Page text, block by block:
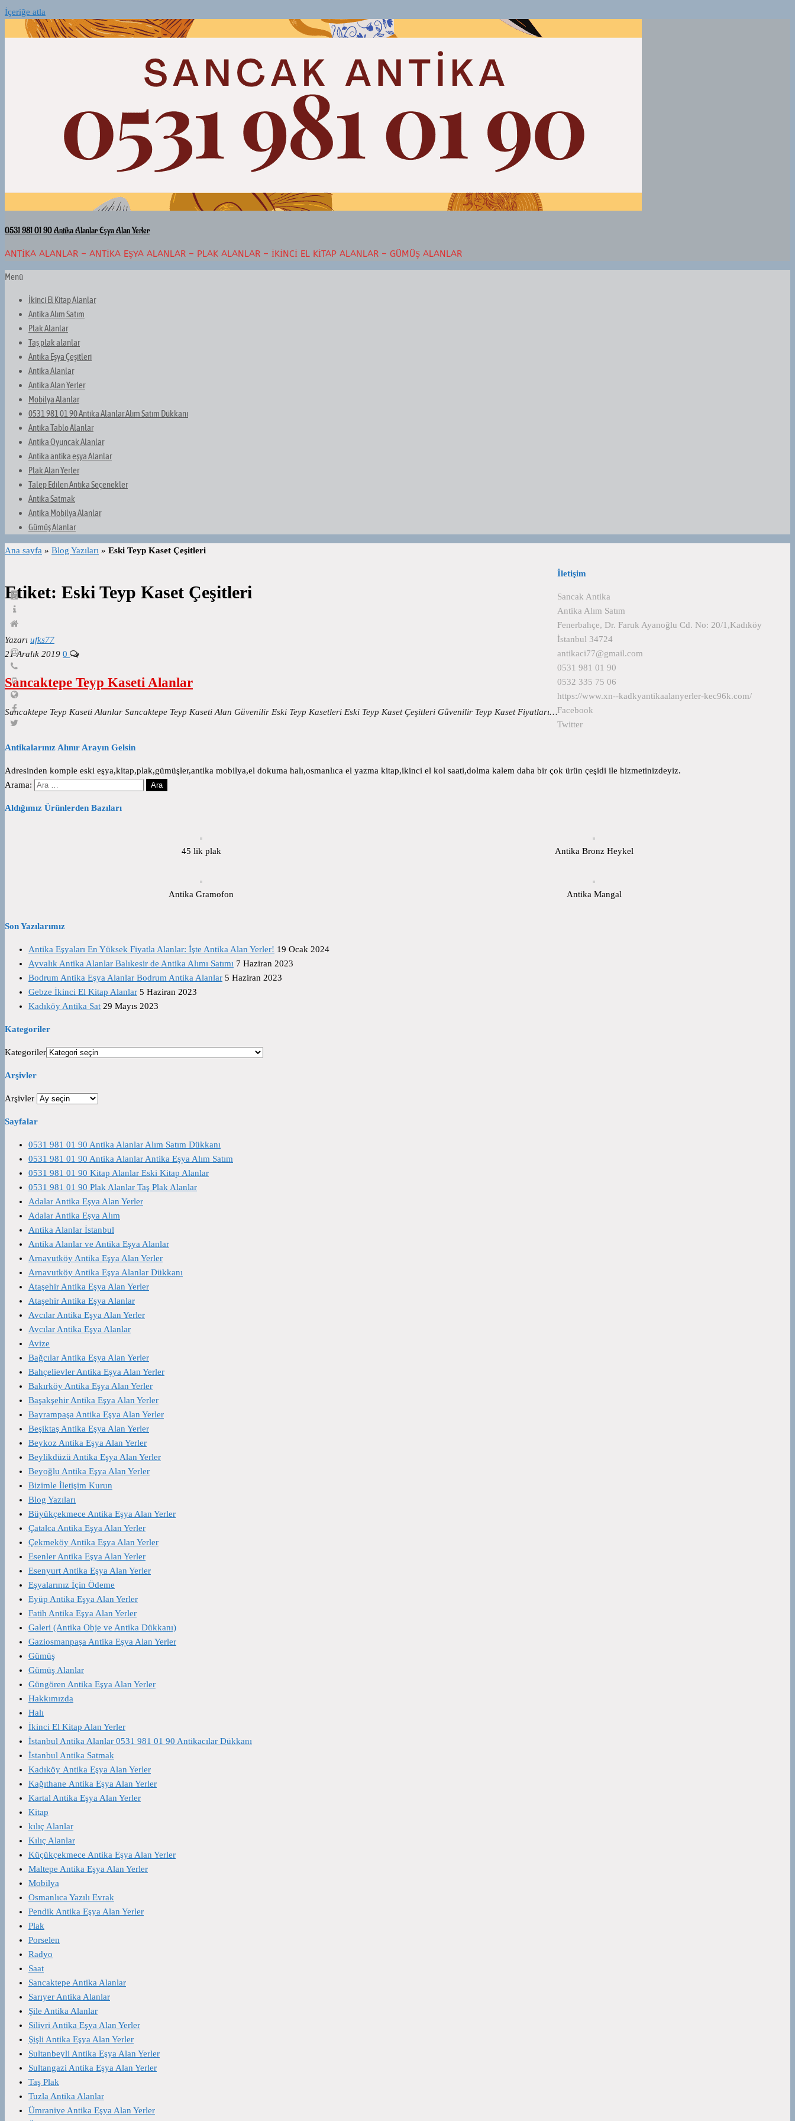
İçeriğe atla
0531 981 01 90 Antika Alanlar Eşya Alan Yerler
ANTIKA ALANLAR – ANTIKA EŞYA ALANLAR – PLAK ALANLAR – İKINCI EL KITAP ALANLAR – GÜMÜŞ ALANLAR
Menü
İkinci El Kitap Alanlar
Antika Alım Satım
Plak Alanlar
Taş plak alanlar
Antika Eşya Çeşitleri
Antika Alanlar
Antika Alan Yerler
Mobilya Alanlar
0531 981 01 90 Antika Alanlar Alım Satım Dükkanı
Antika Tablo Alanlar
Antika Oyuncak Alanlar
Antika antika eşya Alanlar
Plak Alan Yerler
Talep Edilen Antika Seçenekler
Antika Satmak
Antika Mobilya Alanlar
Gümüş Alanlar
Ana sayfa » Blog Yazıları » Eski Teyp Kaset Çeşitleri
Etiket: Eski Teyp Kaset Çeşitleri
Yazarı ufks77
21 Aralık 2019 0
Sancaktepe Teyp Kaseti Alanlar
Sancaktepe Teyp Kaseti Alanlar Sancaktepe Teyp Kaseti Alan Güvenilir Eski Teyp Kasetleri Eski Teyp Kaset Çeşitleri Güvenilir Teyp Kaset Fiyatları…
İletişim
Sancak Antika
Antika Alım Satım
Fenerbahçe, Dr. Faruk Ayanoğlu Cd. No: 20/1,Kadıköy
İstanbul 34724
antikaci77@gmail.com
0531 981 01 90
0532 335 75 06
https://www.xn--kadkyantikaalanyerler-kec96k.com/
Facebook
Twitter
Antikalarınız Alınır Arayın Gelsin
Adresinden komple eski eşya,kitap,plak,gümüşler,antika mobilya,el dokuma halı,osmanlıca el yazma kitap,ikinci el kol saati,dolma kalem daha bir çok ürün çeşidi ile hizmetinizdeyiz.
Arama:
Aldığımız Ürünlerden Bazıları
45 lik plak Antika Bronz Heykel
Antika Gramofon Antika Mangal
Son Yazılarımız
Antika Eşyaları En Yüksek Fiyatla Alanlar: İşte Antika Alan Yerler! 19 Ocak 2024
Ayvalık Antika Alanlar Balıkesir de Antika Alımı Satımı 7 Haziran 2023
Bodrum Antika Eşya Alanlar Bodrum Antika Alanlar 5 Haziran 2023
Gebze İkinci El Kitap Alanlar 5 Haziran 2023
Kadıköy Antika Sat 29 Mayıs 2023
Kategoriler
Kategoriler
Arşivler
Arşivler
Sayfalar
0531 981 01 90 Antika Alanlar Alım Satım Dükkanı
0531 981 01 90 Antika Alanlar Antika Eşya Alım Satım
0531 981 01 90 Kitap Alanlar Eski Kitap Alanlar
0531 981 01 90 Plak Alanlar Taş Plak Alanlar
Adalar Antika Eşya Alan Yerler
Adalar Antika Eşya Alım
Antika Alanlar İstanbul
Antika Alanlar ve Antika Eşya Alanlar
Arnavutköy Antika Eşya Alan Yerler
Arnavutköy Antika Eşya Alanlar Dükkanı
Ataşehir Antika Eşya Alan Yerler
Ataşehir Antika Eşya Alanlar
Avcılar Antika Eşya Alan Yerler
Avcılar Antika Eşya Alanlar
Avize
Bağcılar Antika Eşya Alan Yerler
Bahçelievler Antika Eşya Alan Yerler
Bakırköy Antika Eşya Alan Yerler
Başakşehir Antika Eşya Alan Yerler
Bayrampaşa Antika Eşya Alan Yerler
Beşiktaş Antika Eşya Alan Yerler
Beykoz Antika Eşya Alan Yerler
Beylikdüzü Antika Eşya Alan Yerler
Beyoğlu Antika Eşya Alan Yerler
Bizimle İletişim Kurun
Blog Yazıları
Büyükçekmece Antika Eşya Alan Yerler
Çatalca Antika Eşya Alan Yerler
Çekmeköy Antika Eşya Alan Yerler
Esenler Antika Eşya Alan Yerler
Esenyurt Antika Eşya Alan Yerler
Eşyalarınız İçin Ödeme
Eyüp Antika Eşya Alan Yerler
Fatih Antika Eşya Alan Yerler
Galeri (Antika Obje ve Antika Dükkanı)
Gaziosmanpaşa Antika Eşya Alan Yerler
Gümüş
Gümüş Alanlar
Güngören Antika Eşya Alan Yerler
Hakkımızda
Halı
İkinci El Kitap Alan Yerler
İstanbul Antika Alanlar 0531 981 01 90 Antikacılar Dükkanı
İstanbul Antika Satmak
Kadıköy Antika Eşya Alan Yerler
Kağıthane Antika Eşya Alan Yerler
Kartal Antika Eşya Alan Yerler
Kitap
kılıç Alanlar
Kılıç Alanlar
Küçükçekmece Antika Eşya Alan Yerler
Maltepe Antika Eşya Alan Yerler
Mobilya
Osmanlıca Yazılı Evrak
Pendik Antika Eşya Alan Yerler
Plak
Porselen
Radyo
Saat
Sancaktepe Antika Alanlar
Sarıyer Antika Alanlar
Şile Antika Alanlar
Silivri Antika Eşya Alan Yerler
Şişli Antika Eşya Alan Yerler
Sultanbeyli Antika Eşya Alan Yerler
Sultangazi Antika Eşya Alan Yerler
Taş Plak
Tuzla Antika Alanlar
Ümraniye Antika Eşya Alan Yerler